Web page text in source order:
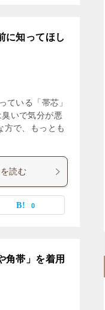
に知ってほし
ている「帯芯」
いで気分が悪
方で、もっとも
読む
0
角帯」を着用